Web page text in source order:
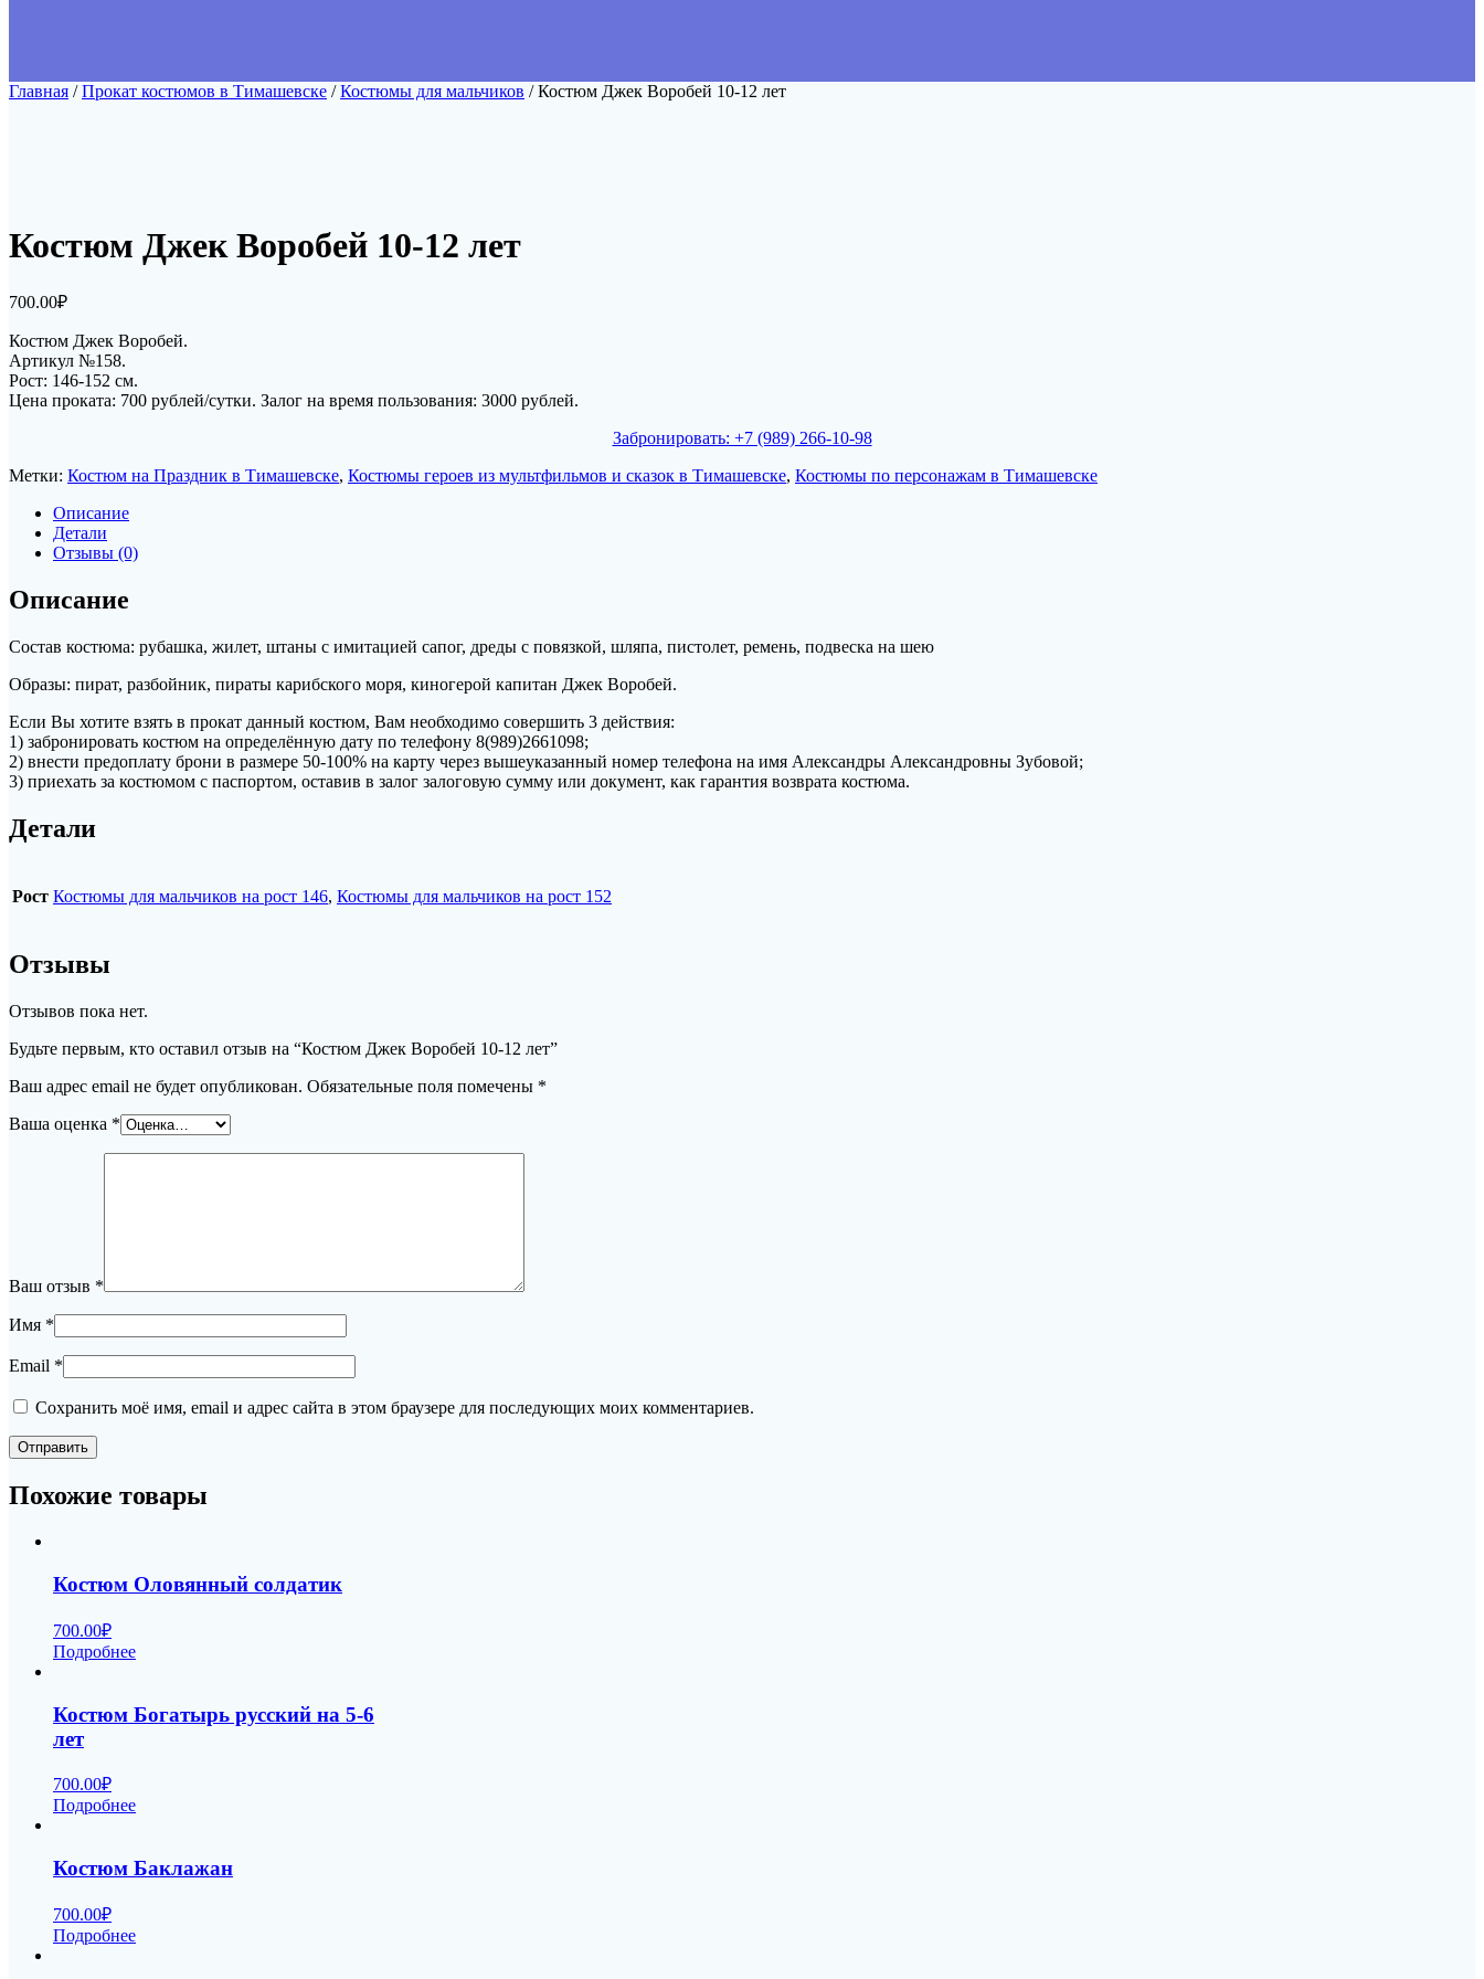
Главная /Прокат костюмов в Тимашевске /Костюмы для мальчиков / Костюм Джек Воробей 10-12 лет
Костюм Джек Воробей 10-12 лет
700.00₽
Костюм Джек Воробей.
Артикул №158.
Рост: 146-152 см.
Цена проката: 700 рублей/сутки. Залог на время пользования: 3000 рублей.
Забронировать: +7 (989) 266-10-98
Метки: Костюм на Праздник в Тимашевске, Костюмы героев из мультфильмов и сказок в Тимашевске, Костюмы по персонажам в Тимашевске
Описание
Детали
Отзывы (0)
Описание
Состав костюма: рубашка, жилет, штаны с имитацией сапог, дреды с повязкой, шляпа, пистолет, ремень, подвеска на шею
Образы: пират, разбойник, пираты карибского моря, киногерой капитан Джек Воробей.
Если Вы хотите взять в прокат данный костюм, Вам необходимо совершить 3 действия:
1) забронировать костюм на определённую дату по телефону 8(989)2661098;
2) внести предоплату брони в размере 50-100% на карту через вышеуказанный номер телефона на имя Александры Александровны Зубовой;
3) приехать за костюмом с паспортом, оставив в залог залоговую сумму или документ, как гарантия возврата костюма.
Детали
Рост Костюмы для мальчиков на рост 146, Костюмы для мальчиков на рост 152
Отзывы
Отзывов пока нет.
Будьте первым, кто оставил отзыв на “Костюм Джек Воробей 10-12 лет”
Ваш адрес email не будет опубликован. Обязательные поля помечены *
Ваша оценка *
Ваш отзыв *
Имя *
Email *
Сохранить моё имя, email и адрес сайта в этом браузере для последующих моих комментариев.
Похожие товары
Костюм Оловянный солдатик
700.00₽
Подробнее
Костюм Богатырь русский на 5-6
лет
700.00₽
Подробнее
Костюм Баклажан
700.00₽
Подробнее